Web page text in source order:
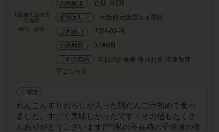
大阪府大阪市天
王寺区
40代
女性
利用頻度 定期 月2回
提供エリア 大阪府大阪市天王寺区
ご利用日 2024-03-26
利用時間 3.0時間
ご利用目的
当日のお食事 作りおき 冷凍保存
下ごしらえ
ご感想
れんこんすりおろしが入った鶏だんご汁初めて食べ
ました。すごく美味しかったです！その他もたくさ
んありがとうございます(^^)私の不在時の子供達の食